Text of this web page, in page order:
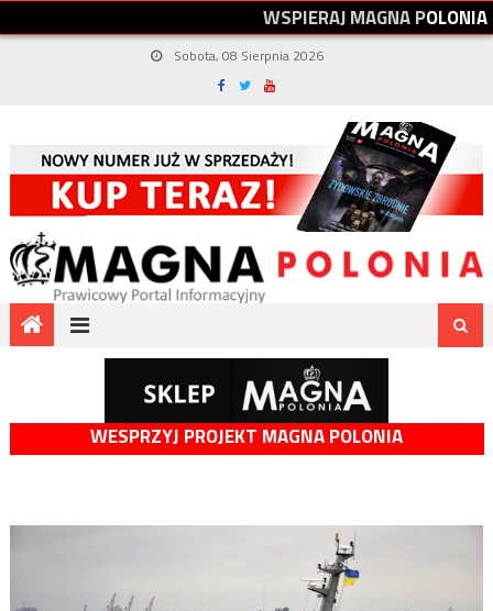
WSPIERAJMAGNAPOLONIA
Sobota, 08 Sierpnia 2026
WESPRZYJ PROJEKT MAGNA POLONIA